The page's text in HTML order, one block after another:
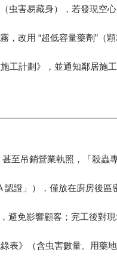
虫害易藏身），若發現空
，改用 “超低容量藥劑” （
工計劃》，並通知鄰居施
甚至吊銷營業執照，「殺蟲
認證」），僅放在廚房後區
避免影響顧客；完工後對
表》（含虫害數量、用藥